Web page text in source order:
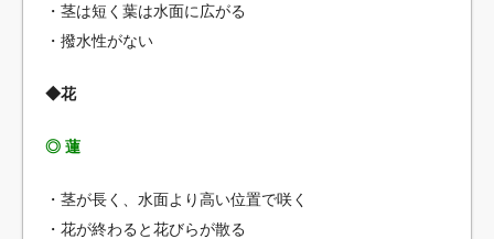
・茎は短く葉は水面に広がる
・撥水性がない
◆花
◎ 蓮
・茎が長く、水面より高い位置で咲く
・花が終わると花びらが散る